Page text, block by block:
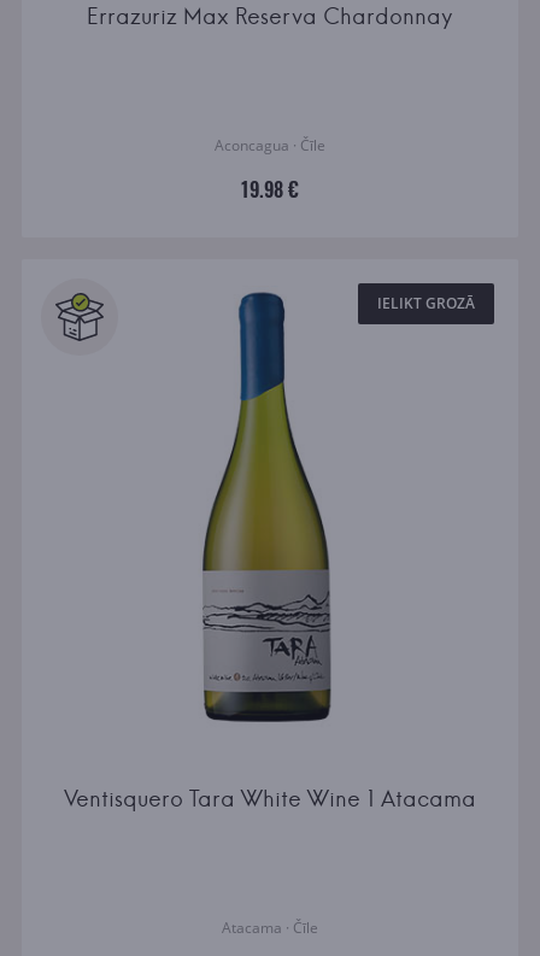
Errazuriz Max Reserva Chardonnay
Aconcagua · Čīle
19.98 €
IELIKT GROZĀ
Ventisquero Tara White Wine 1 Atacama
Atacama · Čīle